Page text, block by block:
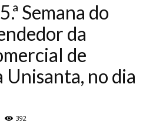
Semana do
da
de
Unisanta, no dia
392